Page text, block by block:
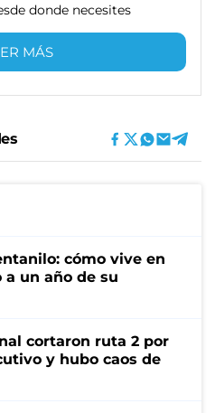
donde necesites
MÁS
cómo vive en
a un año de su
cortaron ruta 2 por
y hubo caos de